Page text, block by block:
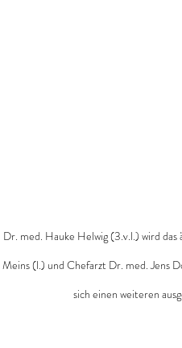
Dr. med. Hauke Helwig (3.v.l.) wird
Meins (l.) und Chefarzt Dr. med. Jens
sich einen weiteren